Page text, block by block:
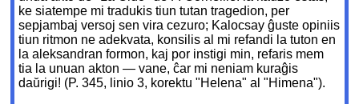
ke siatempe mi tradukis tiun tutan tragedion, per
sepjambaj versoj sen vira cezuro; Kalocsay ĝuste opiniis
tiun ritmon ne adekvata, konsilis al mi refandi la tuton en
la aleksandran formon, kaj por instigi min, refaris mem
tia la unuan akton — vane, ĉar mi neniam kuraĝis
daŭrigi! (P. 345, linio 3, korektu "Helena" al "Himena").